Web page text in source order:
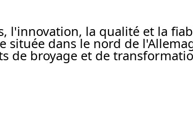
l'innovation, la qualité et la
située dans le nord de
de broyage et de